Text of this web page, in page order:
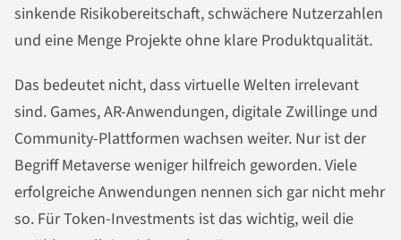
sinkende Risikobereitschaft, schwächere Nutzerzahlen
und eine Menge Projekte ohne klare Produktqualität.
Das bedeutet nicht, dass virtuelle Welten irrelevant
sind. Games, AR-Anwendungen, digitale Zwillinge und
Community-Plattformen wachsen weiter. Nur ist der
Begriff Metaverse weniger hilfreich geworden. Viele
erfolgreiche Anwendungen nennen sich gar nicht mehr
so. Für Token-Investments ist das wichtig, weil die